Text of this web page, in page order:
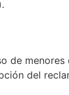
de menores
del